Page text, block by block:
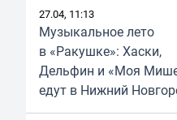
27.04, 11:13
Музыкальное лето
в «Ракушке»: Хаски,
Дельфин и «Моя
едут в Нижний